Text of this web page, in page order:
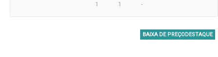
1 1 -
BAIXA DE PREÇODESTAQUE